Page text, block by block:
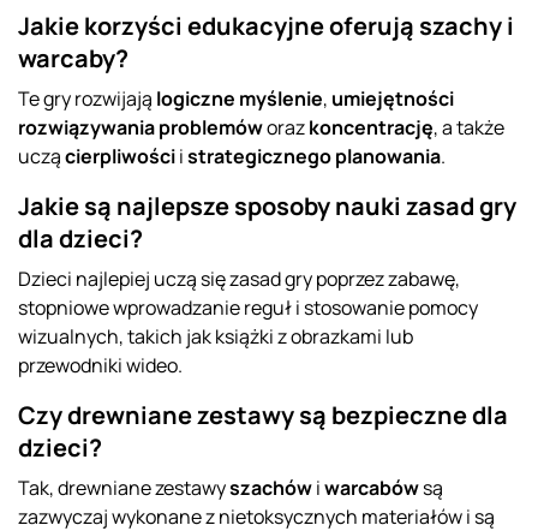
Jakie korzyści edukacyjne oferują szachy i
warcaby?
Te gry rozwijają logiczne myślenie, umiejętności
rozwiązywania problemóworazkoncentrację, a także
uczącierpliwościistrategicznego planowania.
Jakie są najlepsze sposoby nauki zasad gry
dla dzieci?
Dzieci najlepiej uczą się zasad gry poprzez zabawę,
stopniowe wprowadzanie reguł i stosowanie pomocy
wizualnych, takich jak książki z obrazkami lub
przewodniki wideo.
Czy drewniane zestawy są bezpieczne dla
dzieci?
Tak, drewniane zestawyszachówiwarcabówsą
zazwyczaj wykonane z nietoksycznych materiałów i są